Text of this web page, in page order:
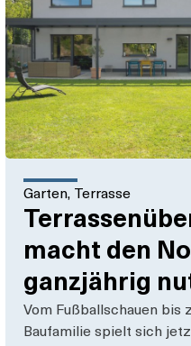
Garten, Terrasse
macht den
ganzjährig
Vom Fußballschauen bis
Baufamilie spielt sich